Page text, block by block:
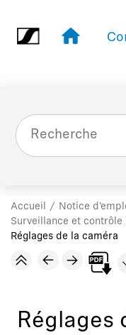
Accueil
Notice
Surveillance et contrôle
Réglages de la caméra
Réglages